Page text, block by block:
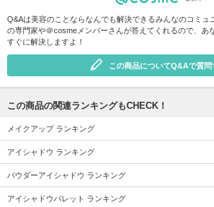
Q&Aは美容のことならなんでも解決できるみんなのコミュ
の専門家や＠cosmeメンバーさんが答えてくれるので、あ
すぐに解決しますよ！
この商品についてQ&Aで質問
この商品の関連ランキングもCHECK！
メイクアップ ランキング
アイシャドウ ランキング
パウダーアイシャドウ ランキング
アイシャドウパレット ランキング